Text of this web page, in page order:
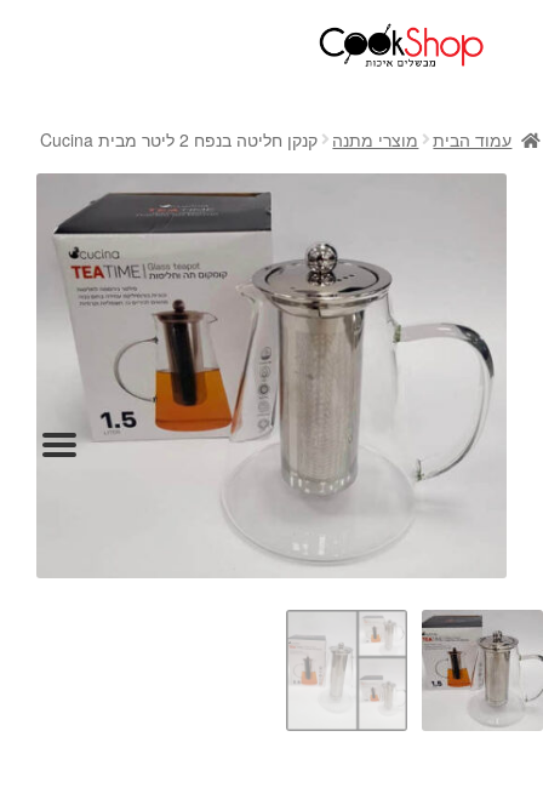
חנות
כלי בישול
כלי הגשה ואירוח
מוצרי חשמל למטבח
גאדג'טס וכלי מטבח
אחסון למטבח
סכינים
אפייה
קפה ותה
גיפט קארד
מתנות לחנוכת בית
מתנות למטבח
מתכונים שלכם
מאמרים
עמוד הבית מוצרי מתנה קנקן חליטה בנפח 2 ליטר מבית Cucina